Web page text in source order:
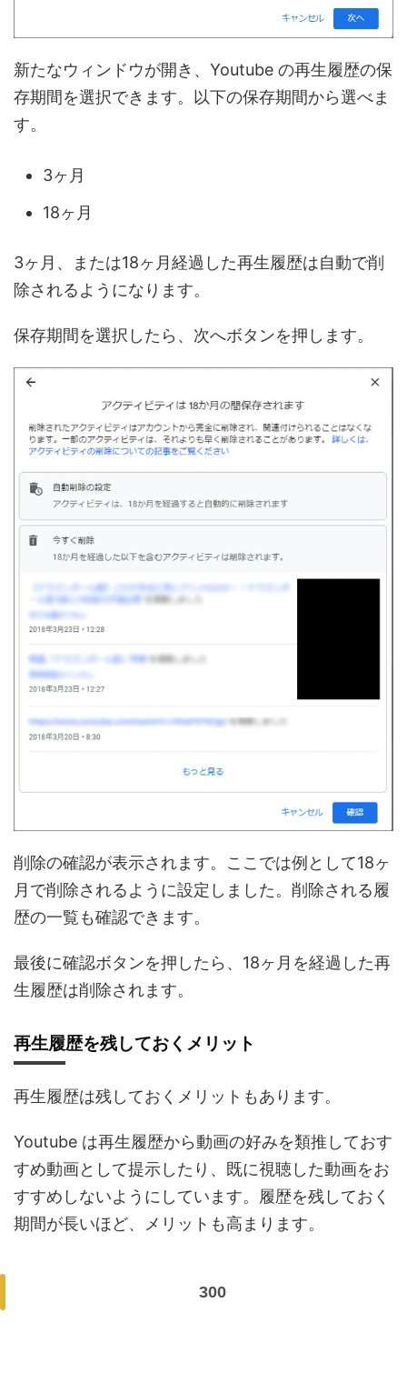
新たなウィンドウが開き、Youtube の再生履歴の保
存期間を選択できます。以下の保存期間から選べま
す。
3ヶ月
18ヶ月
3ヶ月、または18ヶ月経過した再生履歴は自動で削
除されるようになります。
保存期間を選択したら、次へボタンを押します。
削除の確認が表示されます。ここでは例として18ヶ
月で削除されるように設定しました。削除される履
歴の一覧も確認できます。
最後に確認ボタンを押したら、18ヶ月を経過した再
生履歴は削除されます。
再生履歴を残しておくメリット
再生履歴は残しておくメリットもあります。
Youtube は再生履歴から動画の好みを類推しておす
すめ動画として提示したり、既に視聴した動画をお
すすめしないようにしています。履歴を残しておく
期間が長いほど、メリットも高まります。
300